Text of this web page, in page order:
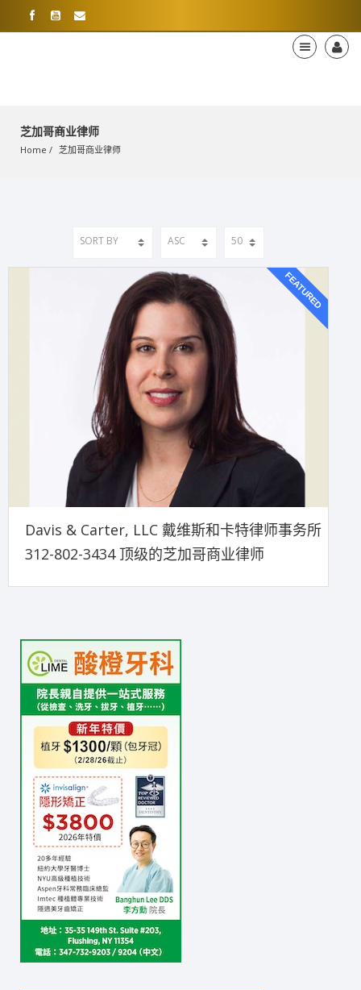
芝加哥商业律师
Home 芝加哥商业律师
FEATURED
Davis & Carter, LLC 戴维斯和卡特律师事务所
312-802-3434 顶级的芝加哥商业律师